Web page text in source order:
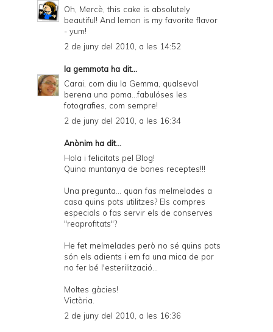
Oh, Mercè, this cake is absolutely
beautiful! And lemon is my favorite flavor
- yum!
2 de juny del 2010, a les 14:52
la gemmota ha dit...
Carai, com diu la Gemma, qualsevol
berena una poma...fabulóses les
fotografies, com sempre!
2 de juny del 2010, a les 16:34
Anònim ha dit...
Hola i felicitats pel Blog!
Quina muntanya de bones receptes!!!
Una pregunta... quan fas melmelades a
casa quins pots utilitzes? Els compres
especials o fas servir els de conserves
"reaprofitats"?
He fet melmelades però no sé quins pots
són els adients i em fa una mica de por
no fer bé l'esterilització...
Moltes gàcies!
Victòria.
2 de juny del 2010, a les 16:36